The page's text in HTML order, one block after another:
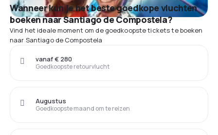
Wanneer kun je het beste goedkope vluchten
boeken naar Santiago de Compostela?
Vind het ideale moment om de goedkoopste tickets te boeken
naar Santiago de Compostela
Goedkoopste retourvlucht
vanaf € 280
Goedkoopste maand om te reizen
Augustus